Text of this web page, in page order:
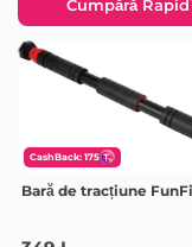
Cumpără Rapid
CashBack: 175
Bară de tracțiune